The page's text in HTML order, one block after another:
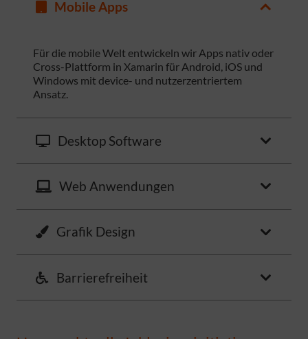
Mobile Apps
Für die mobile Welt entwickeln wir Apps nativ oder
Cross-Plattform in Xamarin für Android, iOS und
Windows mit device- und nutzerzentriertem
Ansatz.
Desktop Software
Web Anwendungen
Grafik Design
Barrierefreiheit